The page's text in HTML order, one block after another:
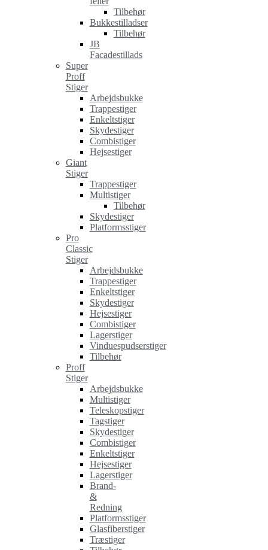
Tilbehør
Bukkestilladser
Tilbehør
JB
Facadestillads
Super
Proff
Stiger
Arbejdsbukke
Trappestiger
Enkeltstiger
Skydestiger
Combistiger
Hejsestiger
Giant
Stiger
Trappestiger
Multistiger
Tilbehør
Skydestiger
Platformsstiger
Pro
Classic
Stiger
Arbejdsbukke
Trappestiger
Enkeltstiger
Skydestiger
Hejsestiger
Combistiger
Lagerstiger
Vinduespudserstiger
Tilbehør
Proff
Stiger
Arbejdsbukke
Multistiger
Teleskopstiger
Tagstiger
Skydestiger
Combistiger
Enkeltstiger
Hejsestiger
Lagerstiger
Brand-
&
Redning
Platformsstiger
Glasfiberstiger
Træstiger